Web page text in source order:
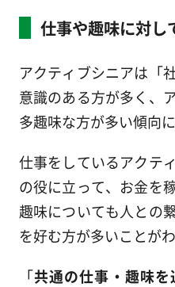
仕事や趣味に対し
アクティブシニアは「
意識のある方が多く、
多趣味な方が多い傾向
仕事をしているアクテ
の役に立って、お金を
趣味についても人との
を好む方が多いことが
「共通の仕事・趣味